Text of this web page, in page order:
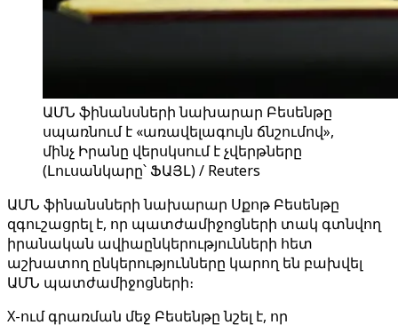
ԱՄՆ ֆինանսների նախարար Բեսենթը
սպառնում է «առավելագույն ճնշումով»,
մինչ Իրանը վերսկսում է չվերթները
(Լուսանկարը՝ ՖԱՅԼ) / Reuters
ԱՄՆ ֆինանսների նախարար Սքոթ Բեսենթը
զգուշացրել է, որ պատժամիջոցների տակ գտնվող
իրանական ավիաընկերությունների հետ
աշխատող ընկերությունները կարող են բախվել
ԱՄՆ պատժամիջոցների։
X-ում գրառման մեջ Բեսենթը նշել է, որ